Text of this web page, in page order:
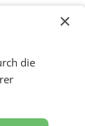
×
die